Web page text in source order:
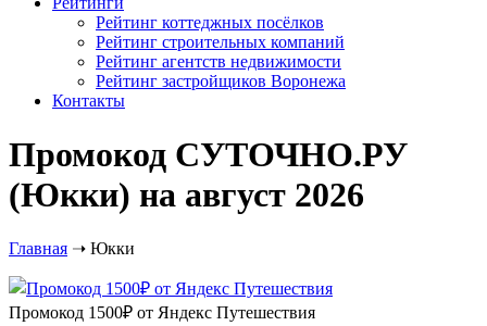
Рейтинг коттеджных посёлков
Рейтинг строительных компаний
Рейтинг агентств недвижимости
Рейтинг застройщиков Воронежа
Контакты
Промокод СУТОЧНО.РУ
(Юкки) на август 2026
Главная ➝ Юкки
Промокод 1500₽ от Яндекс Путешествия